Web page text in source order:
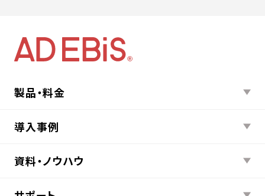
製品・料金
導入事例
資料・ノウハウ